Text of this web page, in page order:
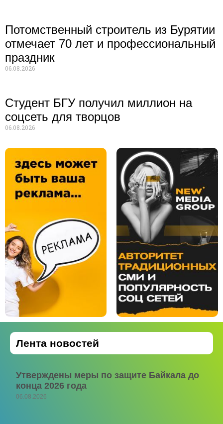
Потомственный строитель из Бурятии
отмечает 70 лет и профессиональный
праздник
06.08.2026
Студент БГУ получил миллион на
соцсеть для творцов
06.08.2026
Лента новостей
Утверждены меры по защите Байкала до
конца 2026 года
06.08.2026